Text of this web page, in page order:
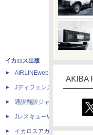
AKIBA
イカロス出版
AIRLINEweb
Jディフェンスニュース
通訳翻訳ジャーナル
JレスキューWeb
イカロスアカデミー